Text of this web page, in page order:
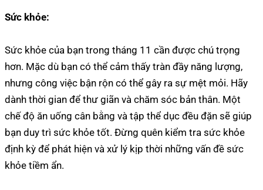
Sức khỏe:
Sức khỏe của bạn trong tháng 11 cần được chú trọng
hơn. Mặc dù bạn có thể cảm thấy tràn đầy năng lượng,
nhưng công việc bận rộn có thể gây ra sự mệt mỏi. Hãy
dành thời gian để thư giãn và chăm sóc bản thân. Một
chế độ ăn uống cân bằng và tập thể dục đều đặn sẽ giúp
bạn duy trì sức khỏe tốt. Đừng quên kiểm tra sức khỏe
định kỳ để phát hiện và xử lý kịp thời những vấn đề sức
khỏe tiềm ẩn.